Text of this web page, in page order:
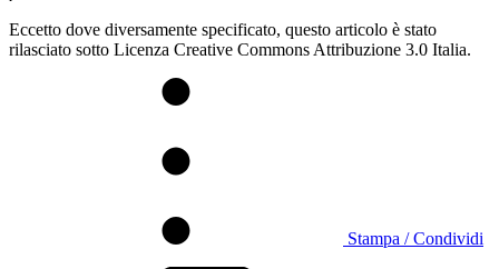
Eccetto dove diversamente specificato, questo articolo è stato
rilasciato sotto Licenza Creative Commons Attribuzione 3.0 Italia.
Stampa / Condividi